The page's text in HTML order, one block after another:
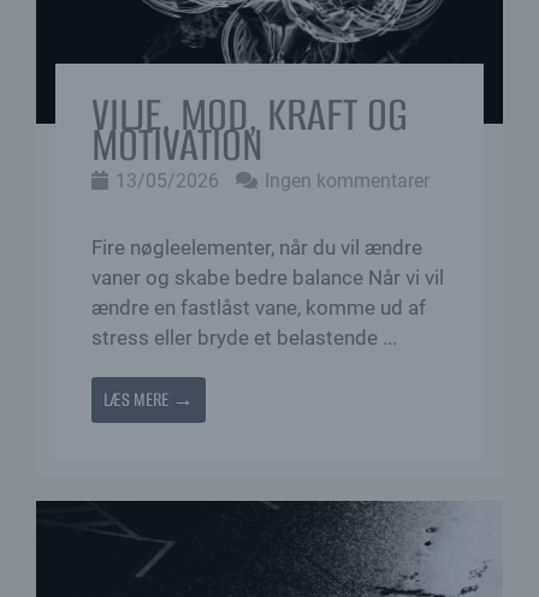
VILJE, MOD, KRAFT OG
MOTIVATION
13/05/2026 Ingen kommentarer
Fire nøgleelementer, når du vil ændre
vaner og skabe bedre balance Når vi vil
ændre en fastlåst vane, komme ud af
stress eller bryde et belastende ...
LÆS MERE →